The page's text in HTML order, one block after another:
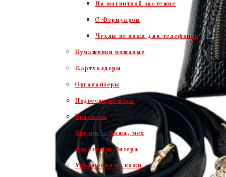
На магнитной застежке
С Фермуаром
Чехлы из кожи для телефонов
Бумажники кожаные
Картхолдеры
Органайзеры
Подвески из меха
Браслеты
Брелки — кожа, мех
Изделия из бисера
Украшения из кожи